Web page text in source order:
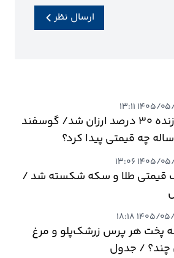
ارسال نظر
۰۵/۱۴ ۱۳:۱۱
دام زنده ۳۰ درصد ارزان شد/ گوسفند
چه قیمتی پیدا کرد؟
۰۵/۱۴ ۱۳:۰۶
طلا و سکه شکسته شد /
۰۵/۱۳ ۱۸:۱۸
پخت هر پرس زرشک‌پلو و مرغ
چند؟ / جدول